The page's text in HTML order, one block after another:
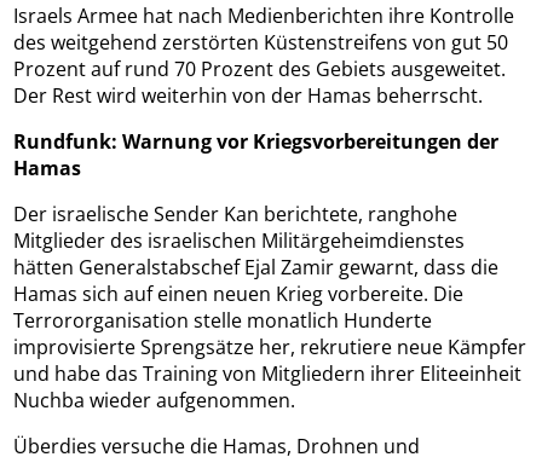
Israels Armee hat nach Medienberichten ihre Kontrolle
des weitgehend zerstörten Küstenstreifens von gut 50
Prozent auf rund 70 Prozent des Gebiets ausgeweitet.
Der Rest wird weiterhin von der Hamas beherrscht.
Rundfunk: Warnung vor Kriegsvorbereitungen der
Hamas
Der israelische Sender Kan berichtete, ranghohe
Mitglieder des israelischen Militärgeheimdienstes
hätten Generalstabschef Ejal Zamir gewarnt, dass die
Hamas sich auf einen neuen Krieg vorbereite. Die
Terrororganisation stelle monatlich Hunderte
improvisierte Sprengsätze her, rekrutiere neue Kämpfer
und habe das Training von Mitgliedern ihrer Eliteeinheit
Nuchba wieder aufgenommen.
Überdies versuche die Hamas, Drohnen und